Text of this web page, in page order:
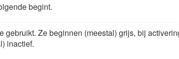
begint.
Ze beginnen (meestal) grijs, bij
inactief.